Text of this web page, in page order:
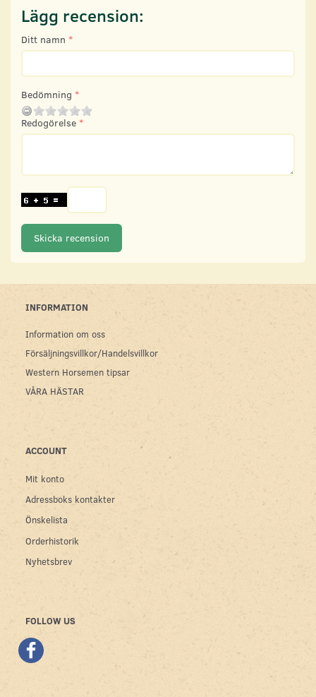
Lägg recension:
Ditt namn
Bedömning
Redogörelse
Skicka recension
INFORMATION
Information om oss
Försäljningsvillkor/Handelsvillkor
Western Horsemen tipsar
VÅRA HÄSTAR
ACCOUNT
Mit konto
Adressboks kontakter
Önskelista
Orderhistorik
Nyhetsbrev
FOLLOW US